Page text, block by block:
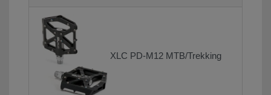
XLC PD-M12 MTB/Trekking